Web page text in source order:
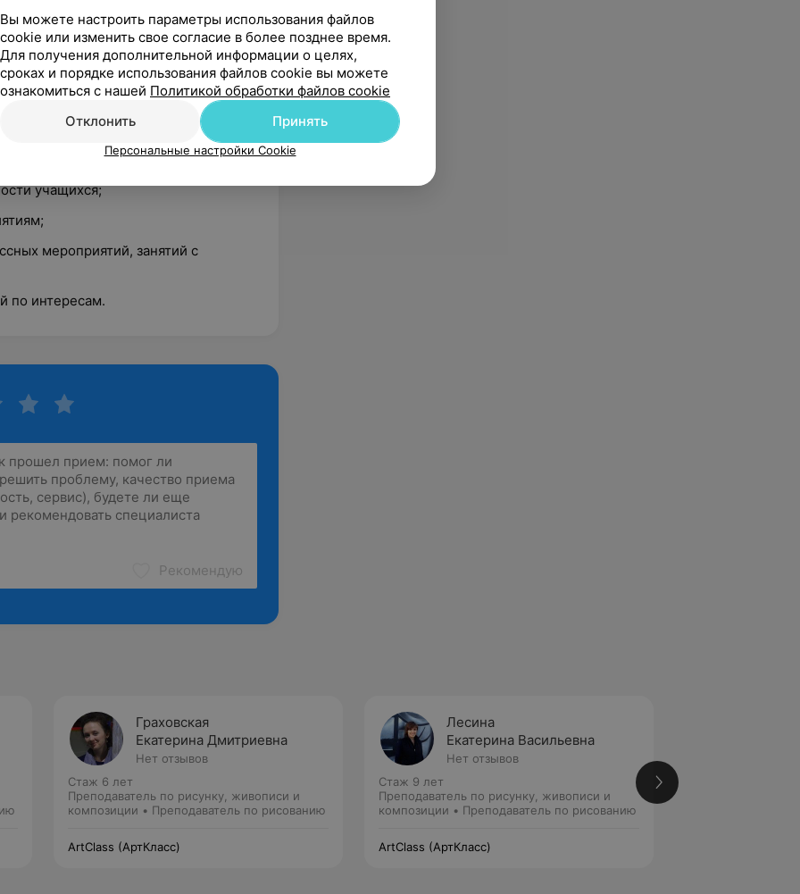
внешкольных мероприятий.
средняя школа
организатор, педагог
учащихся;
мероприятий, занятий с
по интересам.
Рекомендую
Граховская
Екатерина Дмитриевна
Нет отзывов
Стаж 6 лет
Преподаватель по рисунку, живописи и
композиции • Преподаватель по рисованию
ArtClass (АртКласс)
Лесина
Екатерина Васильевна
Нет отзывов
Стаж 9 лет
Преподаватель по рисунку, живописи и
композиции • Преподаватель по рисованию
ArtClass (АртКласс)
Вы можете настроить параметры использования файлов
cookie или изменить свое согласие в более позднее время.
Для получения дополнительной информации о целях,
сроках и порядке использования файлов cookie вы можете
ознакомиться с нашей Политикой обработки файлов cookie
Отклонить
Принять
Персональные настройки Cookie